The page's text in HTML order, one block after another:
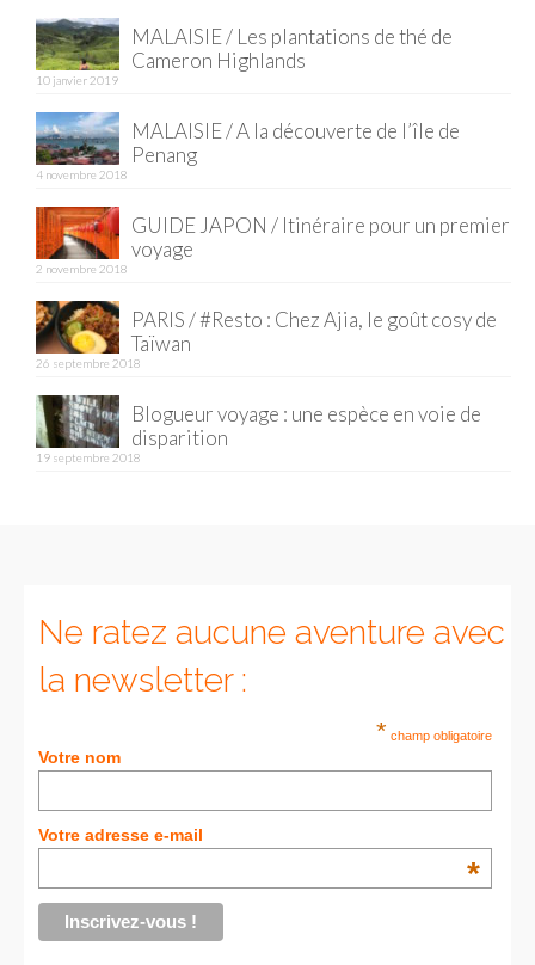
France
Paris
Saint-Malo
Vendée
Berlin
Portugal
Lisbonne
GUIDES FOOD
– Munich
MALAISIE / Les plantations de thé de
Cameron Highlands
10 janvier 2019
MALAISIE / A la découverte de l’île de
Penang
4 novembre 2018
GUIDE JAPON / Itinéraire pour un premier
voyage
2 novembre 2018
PARIS / #Resto : Chez Ajia, le goût cosy de
Taïwan
26 septembre 2018
Blogueur voyage : une espèce en voie de
disparition
19 septembre 2018
Ne ratez aucune aventure avec
la newsletter :
* champ obligatoire
Votre nom
Votre adresse e-mail
*